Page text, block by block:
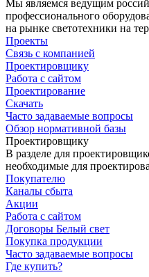
Мы являемся ведущим
профессионального
на рынке светотехники на
Проекты
Связь с компанией
Проектировщику
Работа с сайтом
Проектирование
Скачать
Часто задаваемые вопросы
Обзор нормативной базы
Проектировщику
В разделе для
необходимые для
Покупателю
Каналы сбыта
Акции
Работа с сайтом
Договоры Белый свет
Покупка продукции
Часто задаваемые вопросы
Где купить?